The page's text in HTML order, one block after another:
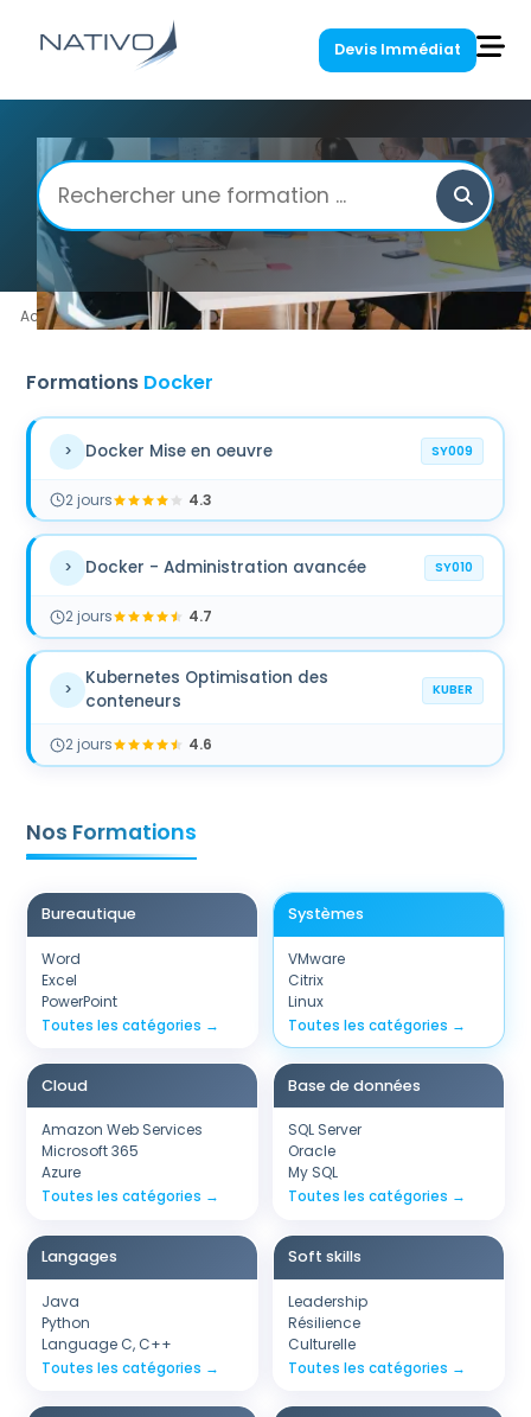
Devis Immédiat
Accueil / Nos Formations / Systèmes /Docker
Formations Docker
> Docker Mise en oeuvre SY009
2 jours 4.3
> Docker - Administration avancée SY010
2 jours 4.7
>
Kubernetes Optimisation des
conteneurs
KUBER
2 jours 4.6
Nos Formations
Bureautique
Word
Excel
PowerPoint
Toutes les catégories →
Systèmes
VMware
Citrix
Linux
Toutes les catégories →
Cloud
Amazon Web Services
Microsoft 365
Azure
Toutes les catégories →
Base de données
SQL Server
Oracle
My SQL
Toutes les catégories →
Langages
Java
Python
Language C, C++
Toutes les catégories →
Soft skills
Leadership
Résilience
Culturelle
Toutes les catégories →